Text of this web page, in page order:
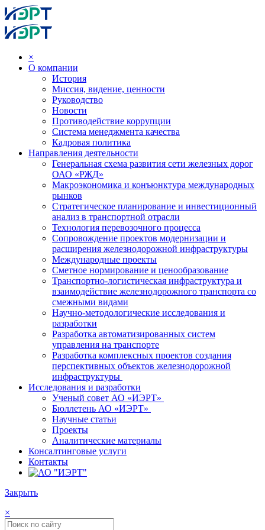
×
О компании
История
Миссия, видение, ценности
Руководство
Новости
Противодействие коррупции
Система менеджмента качества
Кадровая политика
Направления деятельности
Генеральная схема развития сети железных дорог
ОАО «РЖД»
Макроэкономика и конъюнктура международных
рынков
Стратегическое планирование и инвестиционный
анализ в транспортной отрасли
Технология перевозочного процесса
Сопровождение проектов модернизации и
расширения железнодорожной инфраструктуры
Международные проекты
Сметное нормирование и ценообразование
Транспортно-логистическая инфраструктура и
взаимодействие железнодорожного транспорта со
смежными видами
Научно-методологические исследования и
разработки
Разработка автоматизированных систем
управления на транспорте
Разработка комплексных проектов создания
перспективных объектов железнодорожной
инфраструктуры
Исследования и разработки
Ученый совет АО «ИЭРТ»
Бюллетень АО «ИЭРТ»
Научные статьи
Проекты
Аналитические материалы
Консалтинговые услуги
Контакты
Закрыть
×